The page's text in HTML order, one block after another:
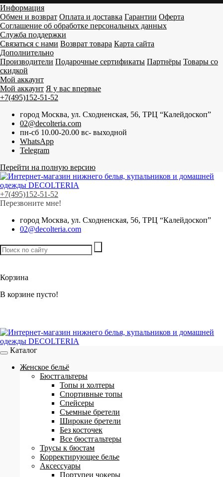
Информация
Обмен и возврат Оплата и доставка Гарантии Оферта
Соглашение об обработке персональных данных
Служба поддержки
Связаться с нами Возврат товара Карта сайта
Дополнительно
Производители Подарочные сертификаты Партнёры Товары со
скидкой
Мой аккаунт
Мой аккаунт Я у вас впервые
+7(495)152-51-52
город Москва, ул. Сходненская, 56, ТРЦ “Калейдоскоп”
02@decolteria.com
пн-сб 10.00-20.00 вс- выходной
WhatsApp
Telegram
Перейти на полную версию
+7(495)152-51-52
Перезвоните мне!
город Москва, ул. Сходненская, 56, ТРЦ “Калейдоскоп”
02@decolteria.com
Корзина
В корзине пусто!
Каталог
Женское бельё
Бюстгальтеры
Топы и холтеры
Спортивные топы
Спейсеры
Съемные бретели
Широкие бретели
Без косточек
Все бюстгальтеры
Трусы к бюстам
Корректирующее белье
Аксессуары
Портупеи чокеры